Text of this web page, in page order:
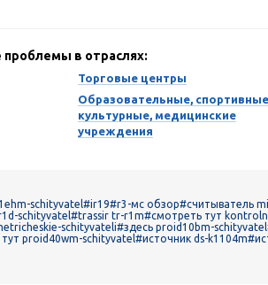
в отраслях:
Торговые центры
Образовательные, спортивные,
культурные, медицинские
учреждения
schityvatel#ir19#r3-мс обзор#считыватель
schityvatel#trassir tr-r1m#смотреть тут
schityvateli#здесь proid10bm-schityvatel
proid40wm-schityvatel#источник ds-k1104m